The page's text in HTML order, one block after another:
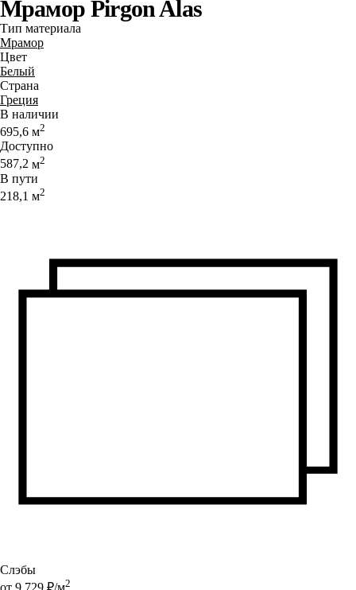
Мрамор Pirgon Alas
Тип материала
Мрамор
Цвет
Белый
Страна
Греция
В наличии
695,6 м2
Доступно
587,2 м2
В пути
218,1 м2
Слэбы
2